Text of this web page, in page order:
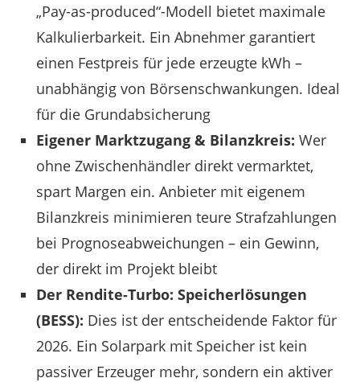
„Pay-as-produced“-Modell bietet maximale
Kalkulierbarkeit. Ein Abnehmer garantiert
einen Festpreis für jede erzeugte kWh –
unabhängig von Börsenschwankungen. Ideal
für die Grundabsicherung
Eigener Marktzugang & Bilanzkreis: Wer
ohne Zwischenhändler direkt vermarktet,
spart Margen ein. Anbieter mit eigenem
Bilanzkreis minimieren teure Strafzahlungen
bei Prognoseabweichungen – ein Gewinn,
der direkt im Projekt bleibt
Der Rendite-Turbo: Speicherlösungen
(BESS): Dies ist der entscheidende Faktor für
2026. Ein Solarpark mit Speicher ist kein
passiver Erzeuger mehr, sondern ein aktiver